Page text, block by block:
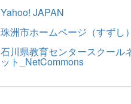
Yahoo! JAPAN
珠洲市ホームページ（すずし）
石川県教育センタースクール
ット_NetCommons